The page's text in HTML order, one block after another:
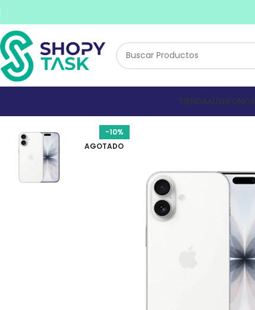
TIENDAAUDIFONOS
-10%
AGOTADO